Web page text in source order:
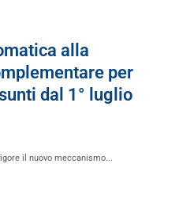
alla
per
dal 1° luglio
il nuovo meccanismo...